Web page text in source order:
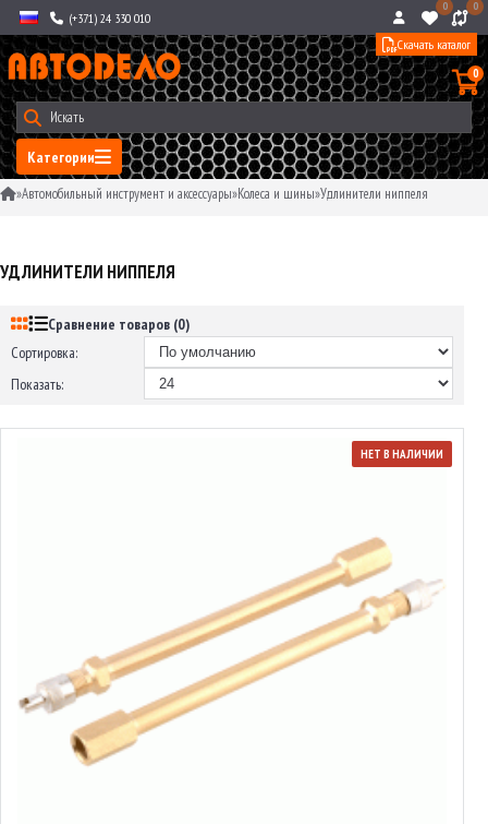
(+371) 24 330 010
0 0
Категории
0
Скачать каталог
»Автомобильный инструмент и аксессуары»Колеса и шины»Удлинители ниппеля
УДЛИНИТЕЛИ НИППЕЛЯ
Сравнение товаров (0)
Сортировка:
Показать:
НЕТ В НАЛИЧИИ
Удлинитель ниппеля металлический